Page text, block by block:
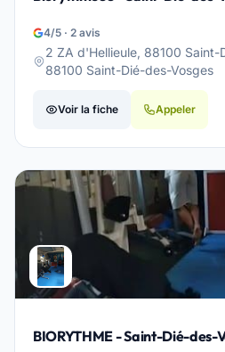
4/5 · 2 avis
2 ZA d'Hellieule, 88100 Saint-
88100 Saint-Dié-des-Vosges
Voir la fiche Appeler
BIORYTHME - Saint-Dié-des-